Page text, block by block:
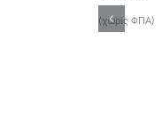
(χωρίς ΦΠΑ)